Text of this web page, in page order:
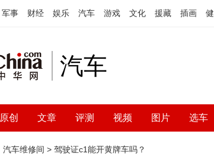
军事 财经 娱乐 汽车 游戏 文化 援藏 插画
汽车
原创 文章 评测 视频 图片 选车
汽车维修间 > 驾驶证c1能开黄牌车吗？